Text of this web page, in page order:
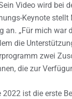
Video wird bei
Keynote stellt
an. „Für mich
die
zwei
die zur
2022 ist die erste